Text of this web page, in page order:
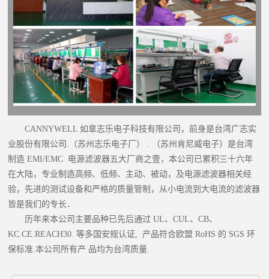
CANNYWELL 如臯志乐电子科技有限公司，前身是台湾广志实
业股份有限公司.（苏州志乐电子厂） . （苏州肯尼威电子）是台湾
制造 EMI/EMC 电源滤波器五大厂商之壹，本公司已累积三十六年
在大陆，专业制造高频、低频、主动、被动，及电源滤波器相关经
验，先进的测试设备和严格的质量管制，从小电流到大电流的滤波器
皆是我们的专长．
历年来本公司主要品种已先后通过 UL、CUL、CB、
KC.CE.REACH30. 等多国安规认证, 产品符合欧盟 RoHS 的 SGS 环
保标准.本公司所有产 品均为台湾质量.